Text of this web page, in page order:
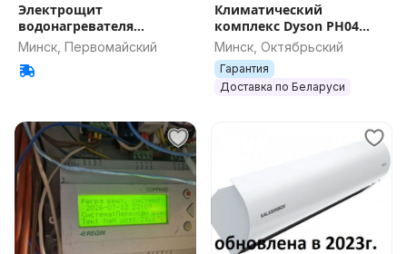
Электрощит
водонагревателя
отопления ЭВО-4,8-01
Минск, Первомайский
Климатический
комплекс Dyson PH04
Рассрочка, Гарантия,
Доставка, Самовывоз
Минск, Октябрьский
Гарантия
Доставка по Беларуси